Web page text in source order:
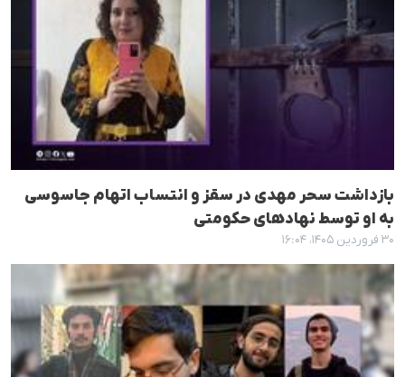
بازداشت سحر مهدی در سقز و انتساب اتهام جاسوسی
به او توسط نهادهای حکومتی
۳۰ فروردین ۱۴۰۵، ۱۶:۰۴